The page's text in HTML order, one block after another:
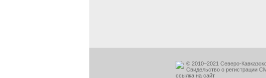
© 2010–2021 Северо-
Свидельство о регистрации
ссылка на сайт